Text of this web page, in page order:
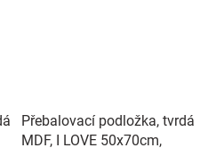
Přebalovací podložka, tvrdá
MDF, I LOVE 50x70cm,